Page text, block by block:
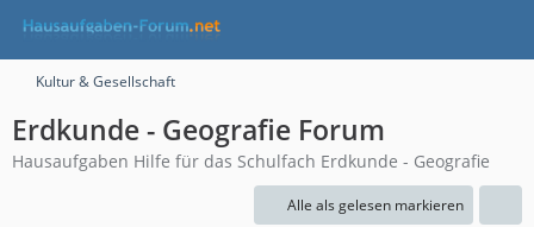
Kultur & Gesellschaft
Erdkunde - Geografie Forum
Hausaufgaben Hilfe für das Schulfach Erdkunde - Geografie
Alle als gelesen markieren